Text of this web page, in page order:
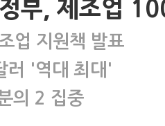
부, 제조업
업 지원책 발표
러 '역대 최대'
의 2 집중